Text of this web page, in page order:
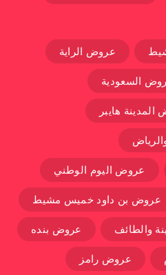
عروض الراية
السعودية
هايبر
عروض اليوم الوطني
عروض بن داود خميس مشيط
والطائف عروض بنده
عروض رامز